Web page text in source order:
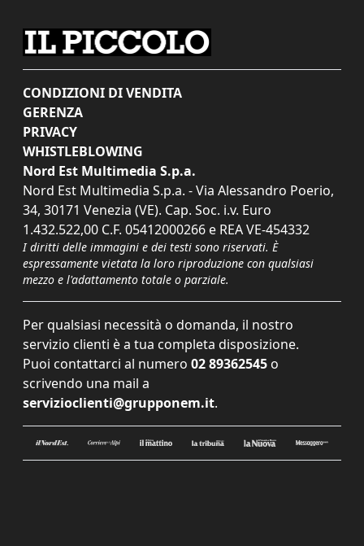
CONDIZIONI DI VENDITA
GERENZA
PRIVACY
WHISTLEBLOWING
Nord Est Multimedia S.p.a.
Nord Est Multimedia S.p.a. - Via Alessandro Poerio,
34, 30171 Venezia (VE). Cap. Soc. i.v. Euro
1.432.522,00 C.F. 05412000266 e REA VE-454332
I diritti delle immagini e dei testi sono riservati. È
espressamente vietata la loro riproduzione con qualsiasi
mezzo e l'adattamento totale o parziale.
Per qualsiasi necessità o domanda, il nostro
servizio clienti è a tua completa disposizione.
Puoi contattarci al numero 02 89362545 o
scrivendo una mail a
servizioclienti@grupponem.it.